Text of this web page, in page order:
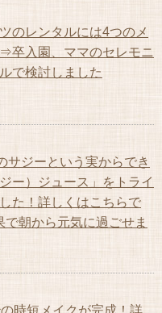
のレンタルには4つのメ
卒入園、ママのセレモニ
で検討しました
ジーという実からでき
ー）ジュース」をトライ
た！詳しくはこちらで
朝から元気に過ごせま